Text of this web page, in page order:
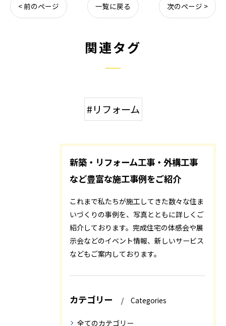
< 前のページ 一覧に戻る 次のページ >
関連タグ
#リフォーム
新築・リフォーム工事・外構工事
など豊富な施工事例をご紹介
これまで私たちが施工してきた数々な住ま
いづくりの事例を、写真とともに詳しくご
紹介しております。完成住宅の体感会や展
示会などのイベント情報、新しいサービス
などもご案内しております。
カテゴリー Categories
全てのカテゴリー